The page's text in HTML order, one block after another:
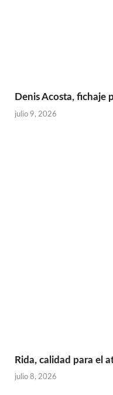
Denis Acosta, fichaje
julio 9, 2026
Rida, calidad para el
julio 8, 2026